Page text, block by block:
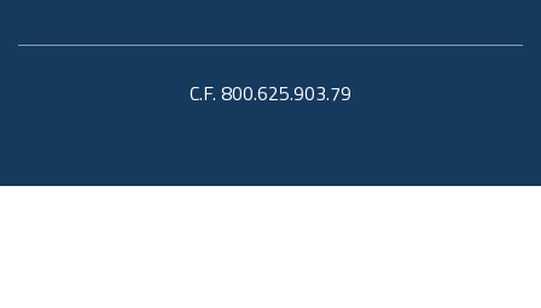
C.F. 800.625.903.79